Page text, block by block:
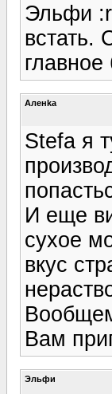
Эльфи
встать.
Аленka
Stefa я
И еще
сухое
вкус
Вам
Эльфи